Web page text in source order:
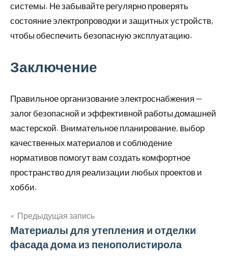
системы. Не забывайте регулярно проверять
состояние электропроводки и защитных устройств,
чтобы обеспечить безопасную эксплуатацию.
Заключение
Правильное организование электроснабжения —
залог безопасной и эффективной работы домашней
мастерской. Внимательное планирование, выбор
качественных материалов и соблюдение
нормативов помогут вам создать комфортное
пространство для реализации любых проектов и
хобби.
Навигация
по
Предыдущая запись
Материалы для утепления и отделки
фасада дома из пенополистирола